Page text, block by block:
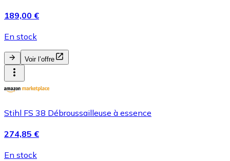
189,00 €
En stock
Voir l’offre
Stihl FS 38 Débroussailleuse à essence
274,85 €
En stock